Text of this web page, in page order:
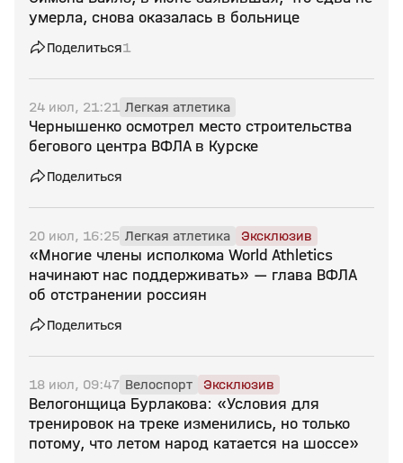
умерла, снова оказалась в больнице
Поделиться1
24 июл, 21:21 Легкая атлетика
Чернышенко осмотрел место строительства
бегового центра ВФЛА в Курске
Поделиться
20 июл, 16:25 Легкая атлетика Эксклюзив
«Многие члены исполкома World Athletics
начинают нас поддерживать» — глава ВФЛА
об отстранении россиян
Поделиться
18 июл, 09:47 Велоспорт Эксклюзив
Велогонщица Бурлакова: «Условия для
тренировок на треке изменились, но только
потому, что летом народ катается на шоссе»